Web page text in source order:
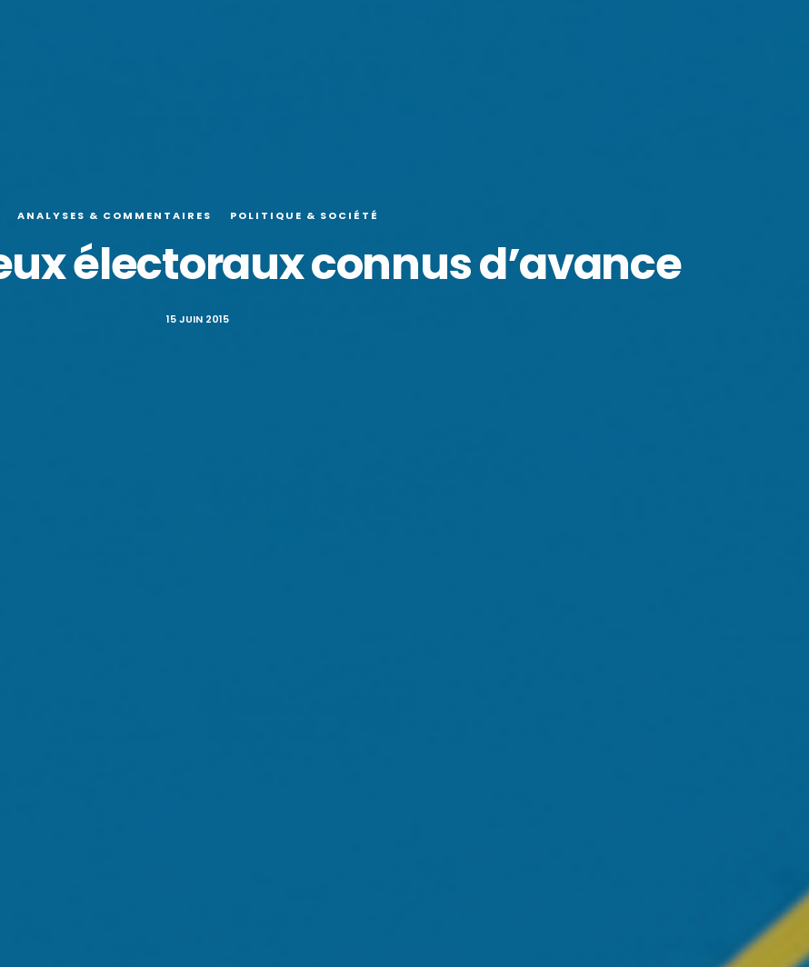
ANALYSES & COMMENTAIRES POLITIQUE & SOCIÉTÉ
électoraux connus d’avance
15 JUIN 2015